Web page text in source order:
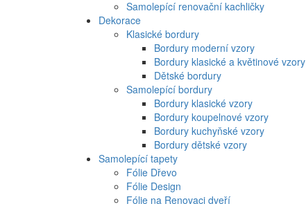
Samolepící renovační kachličky
Dekorace
Klasické bordury
Bordury moderní vzory
Bordury klasické a květinové vzory
Dětské bordury
Samolepící bordury
Bordury klasické vzory
Bordury koupelnové vzory
Bordury kuchyňské vzory
Bordury dětské vzory
Samolepící tapety
Fólie Dřevo
Fólie Design
Fólie na Renovaci dveří